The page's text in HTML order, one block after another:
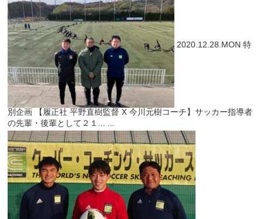
2020.12.28.MON 特
別企画
【履正社 平野直樹監督 X 今川元樹コーチ】サッカー指導者
の先輩・後輩として２１...